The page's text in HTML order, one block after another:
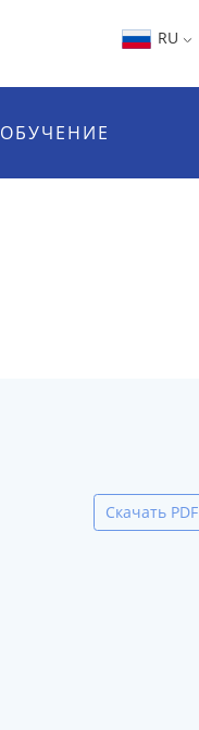
RU
ОБУЧЕНИЕ
Скачать PDF